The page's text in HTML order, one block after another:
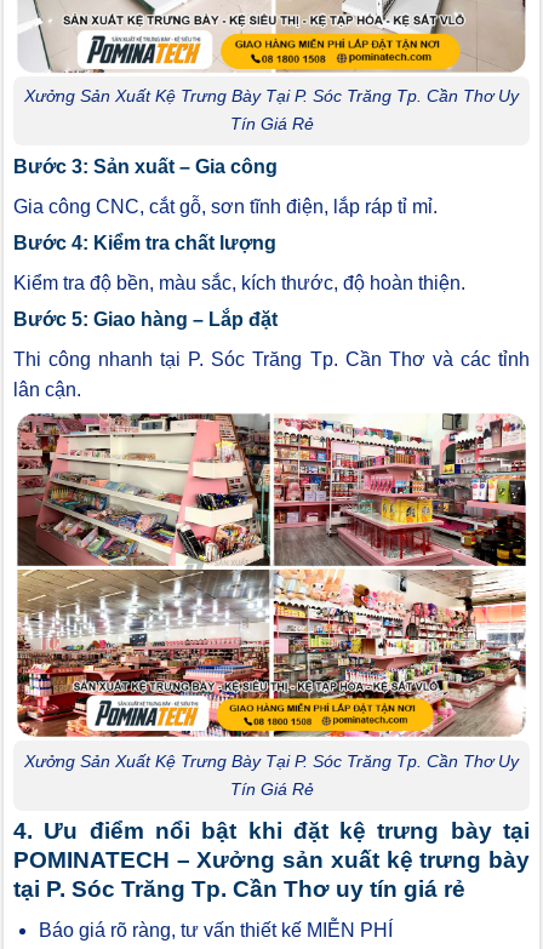
Xưởng Sản Xuất Kệ Trưng Bày Tại P. Sóc Trăng Tp. Cần Thơ Uy
Tín Giá Rẻ
Bước 3: Sản xuất – Gia công
Gia công CNC, cắt gỗ, sơn tĩnh điện, lắp ráp tỉ mỉ.
Bước 4: Kiểm tra chất lượng
Kiểm tra độ bền, màu sắc, kích thước, độ hoàn thiện.
Bước 5: Giao hàng – Lắp đặt
Thi công nhanh tại P. Sóc Trăng Tp. Cần Thơ và các tỉnh
lân cận.
Xưởng Sản Xuất Kệ Trưng Bày Tại P. Sóc Trăng Tp. Cần Thơ Uy
Tín Giá Rẻ
4. Ưu điểm nổi bật khi đặt kệ trưng bày tại
POMINATECH – Xưởng sản xuất kệ trưng bày
tại P. Sóc Trăng Tp. Cần Thơ uy tín giá rẻ
Báo giá rõ ràng, tư vấn thiết kế MIỄN PHÍ